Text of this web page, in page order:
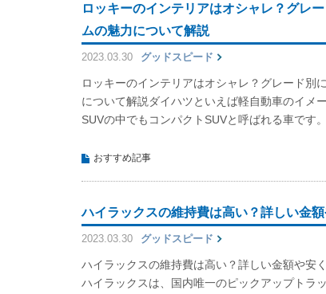
ロッキーのインテリアはオシャレ？グレ
ムの魅力について解説
2023.03.30 グッドスピード
ロッキーのインテリアはオシャレ？グレード別
について解説ダイハツといえば軽自動車のイメ
SUVの中でもコンパクトSUVと呼ばれる車です。
おすすめ記事
ハイラックスの維持費は高い？詳しい金
2023.03.30 グッドスピード
ハイラックスの維持費は高い？詳しい金額や安
ハイラックスは、国内唯一のピックアップトラ